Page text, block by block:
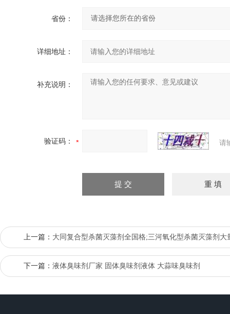
省份：
详细地址：
补充说明：
验证码： 请
上一篇： 大同复合型杀菌灭藻剂全国格;三河氧化型杀菌灭藻剂大
下一篇： 液体臭味剂厂家 固体臭味剂液体 大蒜味臭味剂